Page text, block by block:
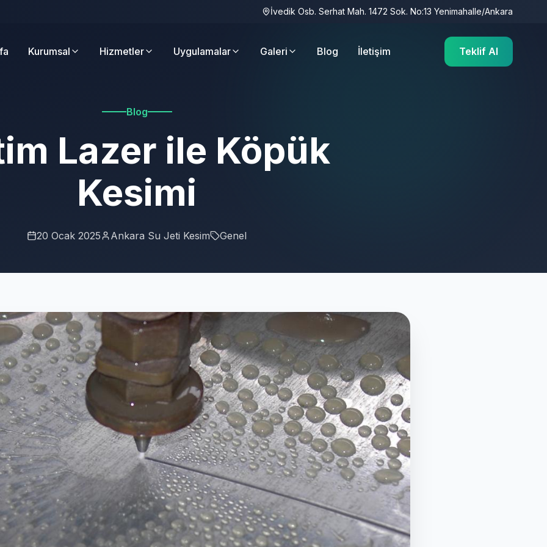
İvedik Osb. Serhat Mah. 1472 Sok. No:13 Yenimahalle/Ankara
Kurumsal Hizmetler Uygulamalar Galeri Blog İletişim Teklif Al
Blog
Lazer ile Köpük
Kesimi
20 Ocak 2025 Ankara Su Jeti Kesim Genel